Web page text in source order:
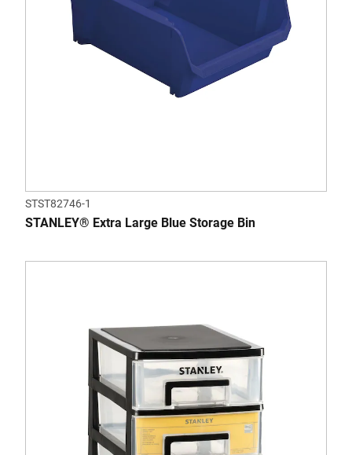
STST82746-1
STANLEY® Extra Large Blue Storage Bin